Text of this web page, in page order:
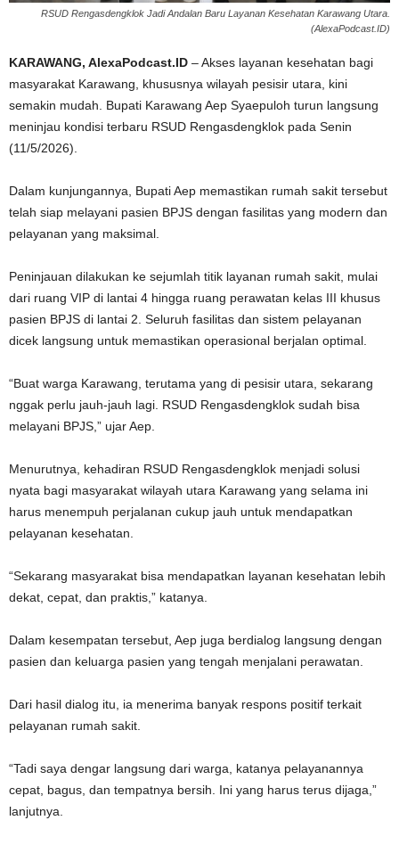
RSUD Rengasdengklok Jadi Andalan Baru Layanan Kesehatan Karawang Utara.
(AlexaPodcast.ID)
KARAWANG, AlexaPodcast.ID – Akses layanan kesehatan bagi
masyarakat Karawang, khususnya wilayah pesisir utara, kini
semakin mudah. Bupati Karawang Aep Syaepuloh turun langsung
meninjau kondisi terbaru RSUD Rengasdengklok pada Senin
(11/5/2026).
‎Dalam kunjungannya, Bupati Aep memastikan rumah sakit tersebut
telah siap melayani pasien BPJS dengan fasilitas yang modern dan
pelayanan yang maksimal.
‎Peninjauan dilakukan ke sejumlah titik layanan rumah sakit, mulai
dari ruang VIP di lantai 4 hingga ruang perawatan kelas III khusus
pasien BPJS di lantai 2. Seluruh fasilitas dan sistem pelayanan
dicek langsung untuk memastikan operasional berjalan optimal.
‎“Buat warga Karawang, terutama yang di pesisir utara, sekarang
nggak perlu jauh-jauh lagi. RSUD Rengasdengklok sudah bisa
melayani BPJS,” ujar Aep.
‎Menurutnya, kehadiran RSUD Rengasdengklok menjadi solusi
nyata bagi masyarakat wilayah utara Karawang yang selama ini
harus menempuh perjalanan cukup jauh untuk mendapatkan
pelayanan kesehatan.
‎“Sekarang masyarakat bisa mendapatkan layanan kesehatan lebih
dekat, cepat, dan praktis,” katanya.
‎Dalam kesempatan tersebut, Aep juga berdialog langsung dengan
pasien dan keluarga pasien yang tengah menjalani perawatan.
‎Dari hasil dialog itu, ia menerima banyak respons positif terkait
pelayanan rumah sakit.
‎“Tadi saya dengar langsung dari warga, katanya pelayanannya
cepat, bagus, dan tempatnya bersih. Ini yang harus terus dijaga,”
lanjutnya.